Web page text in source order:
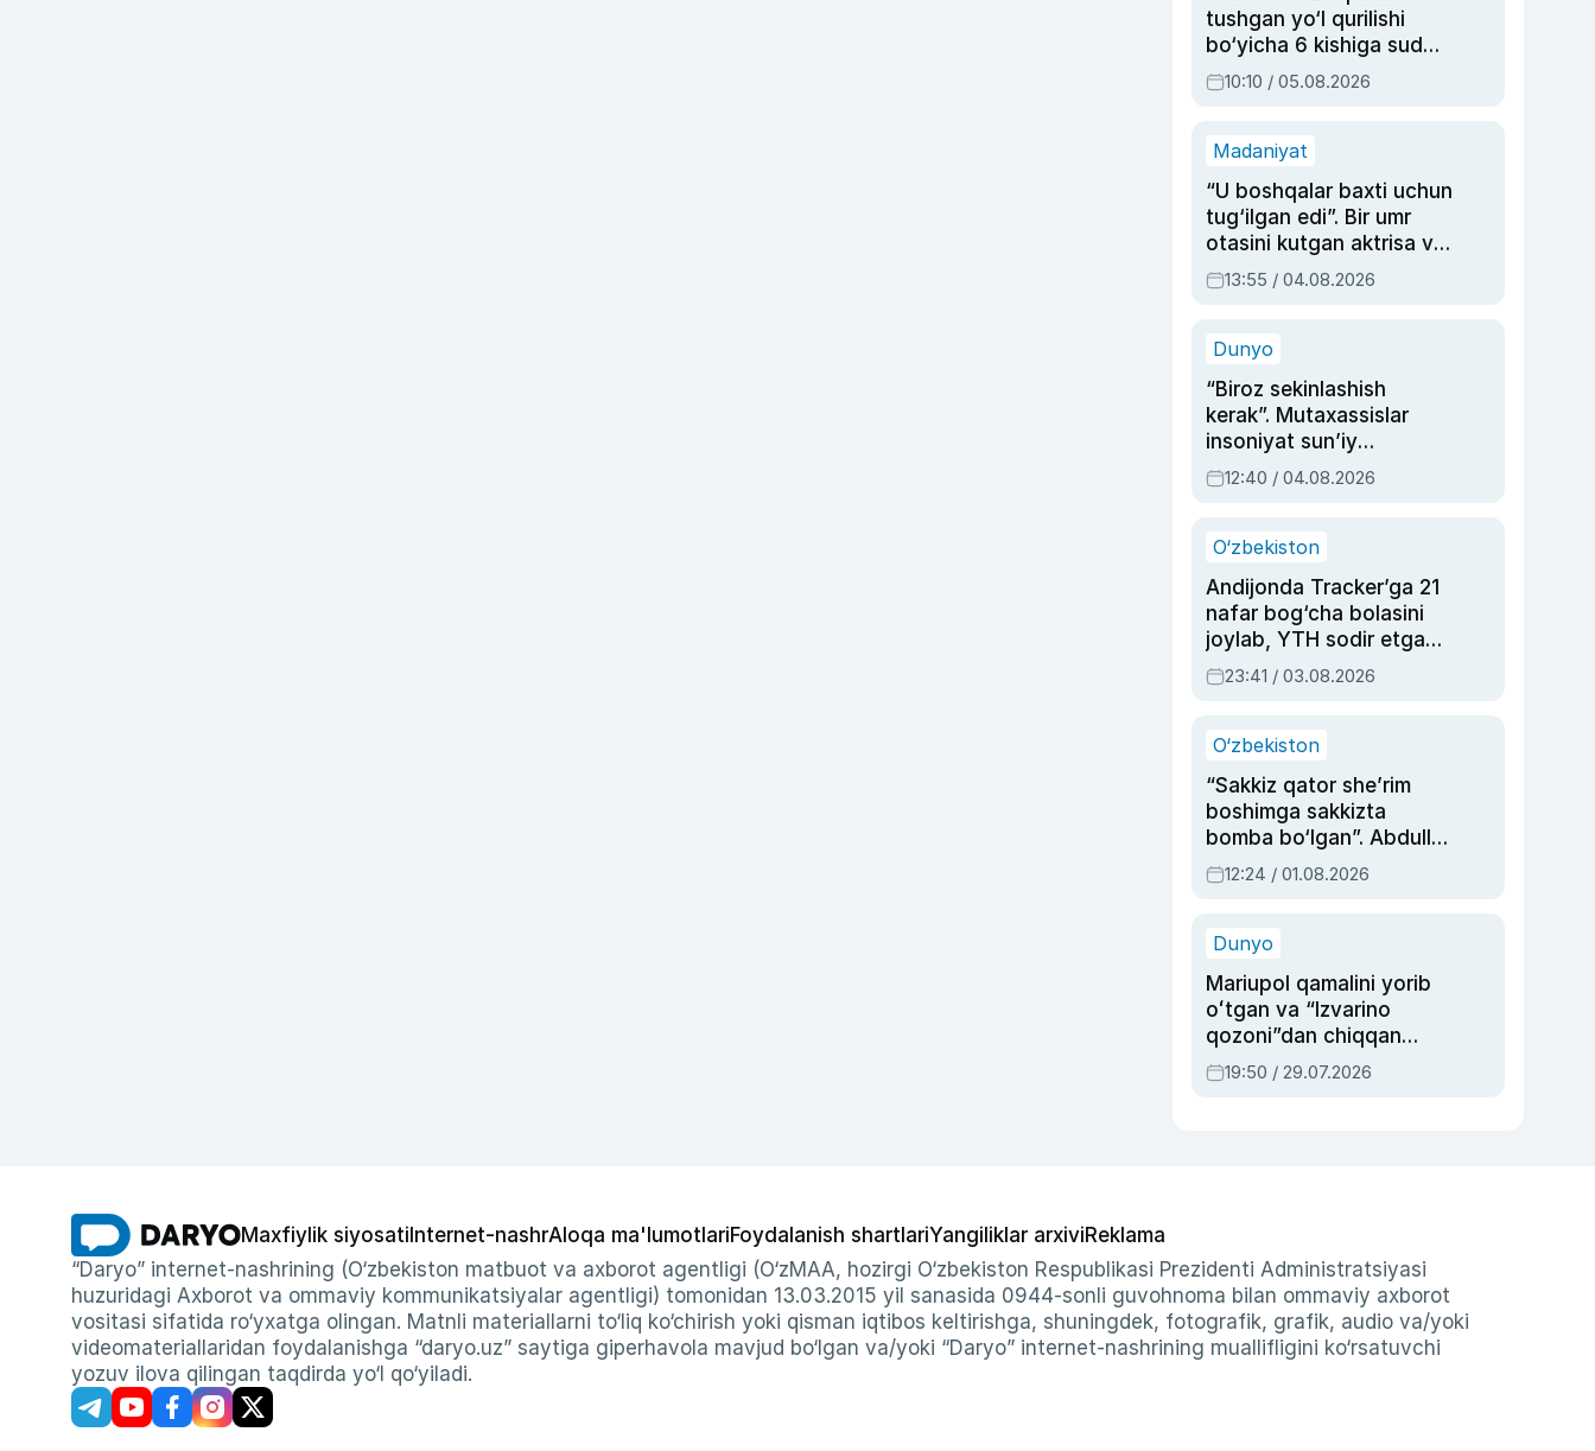
tushgan yo‘l qurilishi
bo‘yicha 6 kishiga sud
hukmi o‘qildi
10:10 / 05.08.2026
Madaniyat
“U boshqalar baxti uchun
tug‘ilgan edi”. Bir umr
otasini kutgan aktrisa va
dublyaj ustasi Rimma
Ahmedovaning
13:55 / 04.08.2026
Dunyo
“Biroz sekinlashish
kerak”. Mutaxassislar
insoniyat sun’iy
intellektni boshqara
olmay qolishidan xavotir
12:40 / 04.08.2026
O‘zbekiston
Andijonda Tracker’ga 21
nafar bog‘cha bolasini
joylab, YTH sodir etgan
ayolga sud hukmi o‘qildi
23:41 / 03.08.2026
O‘zbekiston
“Sakkiz qator she’rim
boshimga sakkizta
bomba bo‘lgan”. Abdulla
Oripovni siyosiy
ayblovlardan asrab
12:24 / 01.08.2026
Dunyo
Mariupol qamalini yorib
oʻtgan va “Izvarino
qozoni”dan chiqqan
qahramon — Ukraina
armiyasi bosh
19:50 / 29.07.2026
Maxfiylik siyosati Internet-nashrAloqa ma'lumotlariFoydalanish shartlariYangiliklar arxiviReklama
“Daryo” internet-nashrining (O‘zbekiston matbuot va axborot agentligi (O‘zMAA, hozirgi O‘zbekiston Respublikasi Prezidenti Administratsiyasi
huzuridagi Axborot va ommaviy kommunikatsiyalar agentligi) tomonidan 13.03.2015 yil sanasida 0944-sonli guvohnoma bilan ommaviy axborot
vositasi sifatida ro‘yxatga olingan. Matnli materiallarni to‘liq ko‘chirish yoki qisman iqtibos keltirishga, shuningdek, fotografik, grafik, audio va/yoki
videomateriallaridan foydalanishga “daryo.uz” saytiga giperhavola mavjud bo‘lgan va/yoki “Daryo” internet-nashrining muallifligini ko‘rsatuvchi
yozuv ilova qilingan taqdirda yo‘l qo‘yiladi.